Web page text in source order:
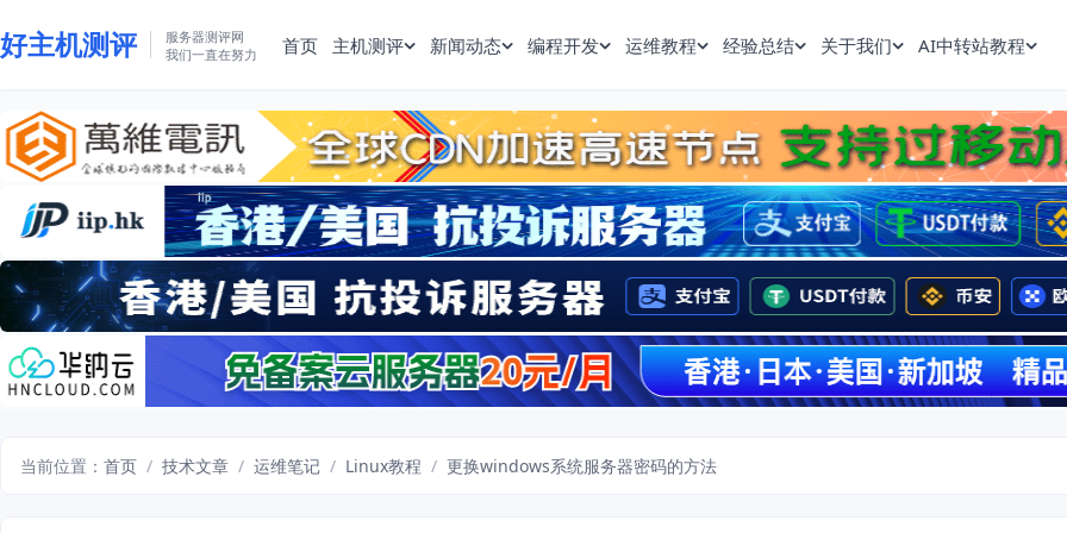
好主机测评
服务器测评网
我们一直在努力
首页 主机测评 新闻动态 编程开发 运维教程 经验总结 关于我们 AI中转站教程
当前位置： 首页 / 技术文章 / 运维笔记 / Linux教程 / 更换windows系统服务器密码的方法